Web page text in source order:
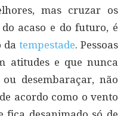
mas cruzar os
acaso e do futuro, é
da tempestade. Pessoas
atitudes e que nunca
desembaraçar, não
acordo como o vento